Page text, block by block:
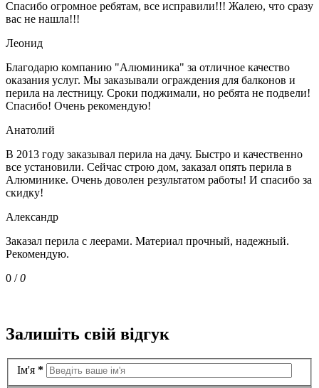
Спасибо огромное ребятам, все исправили!!! Жалею, что сразу
вас не нашла!!!
Леонид
Благодарю компанию "Алюминика" за отличное качество
оказания услуг. Мы заказывали ограждения для балконов и
перила на лестницу. Сроки поджимали, но ребята не подвели!
Спасибо! Очень рекомендую!
Анатолий
В 2013 году заказывал перила на дачу. Быстро и качественно
все установили. Сейчас строю дом, заказал опять перила в
Алюминике. Очень доволен результатом работы! И спасибо за
скидку!
Александр
Заказал перила с леерами. Материал прочный, надежный.
Рекомендую.
0 /0
Залишіть свій відгук
Ім'я *